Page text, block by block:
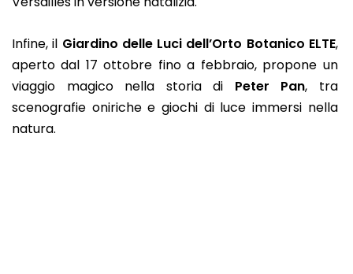
Infine, il Giardino delle Luci dell’Orto Botanico ELTE,
aperto dal 17 ottobre fino a febbraio, propone un
viaggio magico nella storia di Peter Pan, tra
scenografie oniriche e giochi di luce immersi nella
natura.